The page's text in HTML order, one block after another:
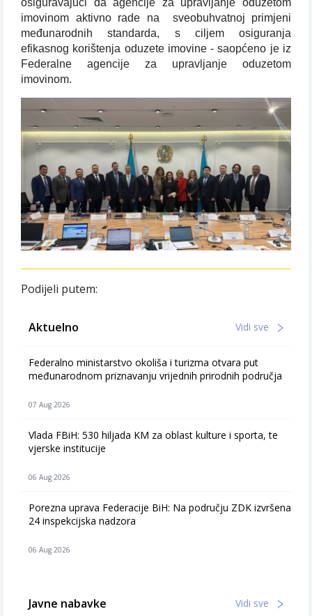
osiguravajući da agencije za upravljanje oduzetom
imovinom aktivno rade na
sveobuhvatnoj primjeni
međunarodnih standarda, s ciljem osiguranja
efikasnog korištenja oduzete imovine - saopćeno je iz
Federalne agencije za upravljanje oduzetom
imovinom.
Podijeli putem:
Aktuelno Vidi sve
Federalno ministarstvo okoliša i turizma otvara put
međunarodnom priznavanju vrijednih prirodnih područja
07 Aug 2026
Vlada FBiH: 530 hiljada KM za oblast kulture i sporta, te
vjerske institucije
06 Aug 2026
Porezna uprava Federacije BiH: Na području ZDK izvršena
24 inspekcijska nadzora
06 Aug 2026
Javne nabavke Vidi sve